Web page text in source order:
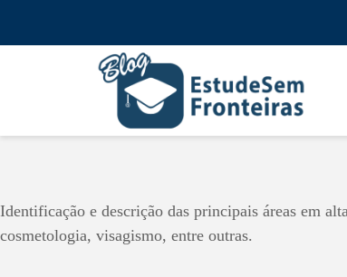
Identificação e descrição das principais áreas em
cosmetologia, visagismo, entre outras.